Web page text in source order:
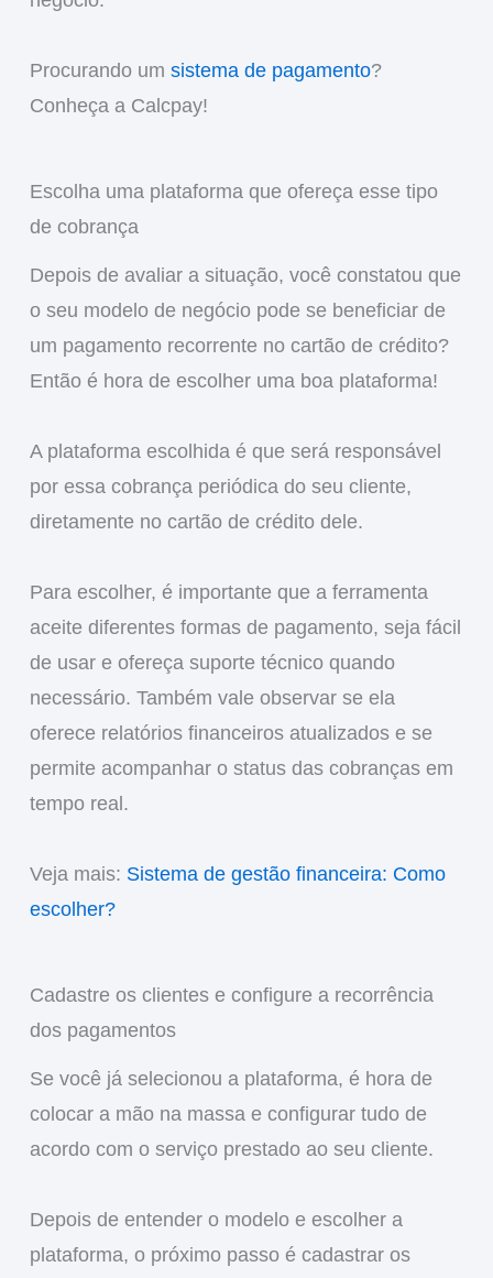
Procurando um sistema de pagamento?
Conheça a Calcpay!
Escolha uma plataforma que ofereça esse tipo
de cobrança
Depois de avaliar a situação, você constatou que
o seu modelo de negócio pode se beneficiar de
um pagamento recorrente no cartão de crédito?
Então é hora de escolher uma boa plataforma!
A plataforma escolhida é que será responsável
por essa cobrança periódica do seu cliente,
diretamente no cartão de crédito dele.
Para escolher, é importante que a ferramenta
aceite diferentes formas de pagamento, seja fácil
de usar e ofereça suporte técnico quando
necessário. Também vale observar se ela
oferece relatórios financeiros atualizados e se
permite acompanhar o status das cobranças em
tempo real.
Veja mais: Sistema de gestão financeira: Como
escolher?
Cadastre os clientes e configure a recorrência
dos pagamentos
Se você já selecionou a plataforma, é hora de
colocar a mão na massa e configurar tudo de
acordo com o serviço prestado ao seu cliente.
Depois de entender o modelo e escolher a
plataforma, o próximo passo é cadastrar os